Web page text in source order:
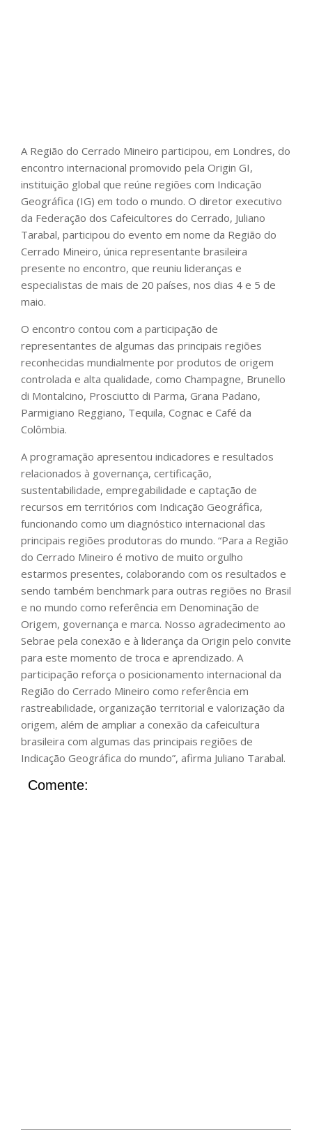
A Região do Cerrado Mineiro participou, em Londres, do
encontro internacional promovido pela Origin GI,
instituição global que reúne regiões com Indicação
Geográfica (IG) em todo o mundo. O diretor executivo
da Federação dos Cafeicultores do Cerrado, Juliano
Tarabal, participou do evento em nome da Região do
Cerrado Mineiro, única representante brasileira
presente no encontro, que reuniu lideranças e
especialistas de mais de 20 países, nos dias 4 e 5 de
maio.
O encontro contou com a participação de
representantes de algumas das principais regiões
reconhecidas mundialmente por produtos de origem
controlada e alta qualidade, como Champagne, Brunello
di Montalcino, Prosciutto di Parma, Grana Padano,
Parmigiano Reggiano, Tequila, Cognac e Café da
Colômbia.
A programação apresentou indicadores e resultados
relacionados à governança, certificação,
sustentabilidade, empregabilidade e captação de
recursos em territórios com Indicação Geográfica,
funcionando como um diagnóstico internacional das
principais regiões produtoras do mundo. “Para a Região
do Cerrado Mineiro é motivo de muito orgulho
estarmos presentes, colaborando com os resultados e
sendo também benchmark para outras regiões no Brasil
e no mundo como referência em Denominação de
Origem, governança e marca. Nosso agradecimento ao
Sebrae pela conexão e à liderança da Origin pelo convite
para este momento de troca e aprendizado. A
participação reforça o posicionamento internacional da
Região do Cerrado Mineiro como referência em
rastreabilidade, organização territorial e valorização da
origem, além de ampliar a conexão da cafeicultura
brasileira com algumas das principais regiões de
Indicação Geográfica do mundo”, afirma Juliano Tarabal.
Comente: